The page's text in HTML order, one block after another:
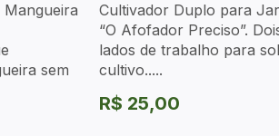
Mangueira
sem
Cultivador Duplo para
“O Afofador Preciso”.
lados de trabalho para
cultivo.....
R$ 25,00